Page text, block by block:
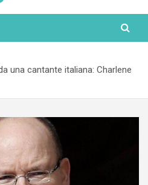
una cantante italiana: Charlene